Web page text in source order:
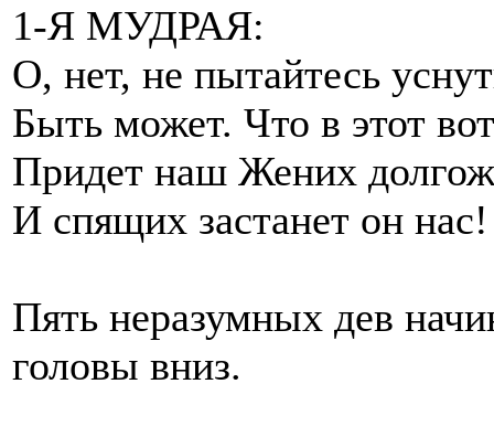
1-Я МУДРАЯ:
О, нет, не пытайтесь
Быть может. Что в этот
Придет наш Жених
И спящих застанет он нас!
Пять неразумных дев
головы вниз.